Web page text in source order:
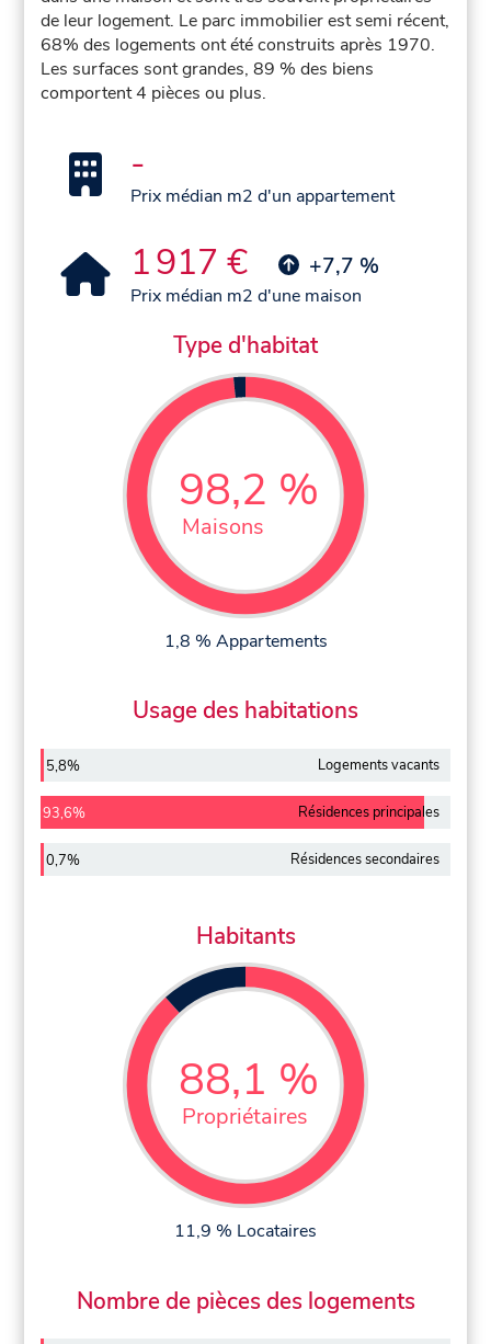
de leur logement. Le parc immobilier est semi récent,
68% des logements ont été construits après 1970.
Les surfaces sont grandes, 89 % des biens
comportent 4 pièces ou plus.
-
Prix médian m2 d'un appartement
1 917 € +7,7 %
Prix médian m2 d'une maison
Type d'habitat
98,2 %
Maisons
1,8 % Appartements
Usage des habitations
5,8% Logements vacants
93,6% Résidences principales
0,7% Résidences secondaires
Habitants
88,1 %
Propriétaires
11,9 % Locataires
Nombre de pièces des logements